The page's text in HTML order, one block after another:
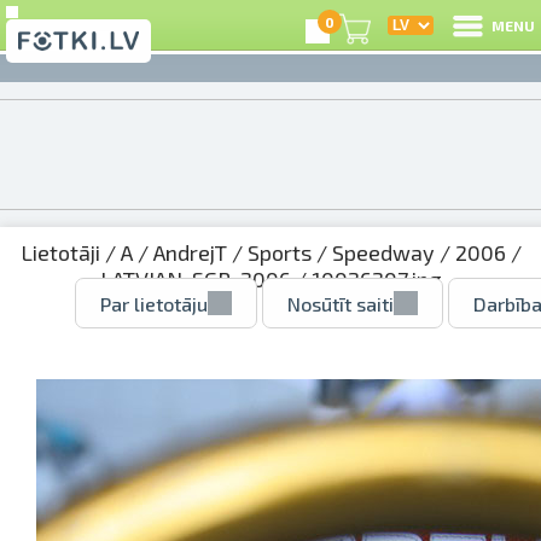
0 MENU
Lietotāji /A/AndrejT/ Sports/ Speedway / 2006 /
LATVIAN_SGP_2006/ 10026207.jpg
Par lietotāju Nosūtīt saiti